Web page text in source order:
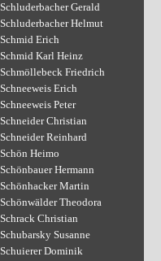
Schluderbacher Gerald
Schluderbacher Helmut
Schmid Erich
Schmid Karl Heinz
Schmöllebeck Friedrich
Schneeweis Erich
Schneeweis Peter
Schneider Christian
Schneider Reinhard
Schön Heimo
Schönbauer Hermann
Schönhacker Martin
Schönwälder Theodora
Schrack Christian
Schubarsky Susanne
Schuierer Dominik